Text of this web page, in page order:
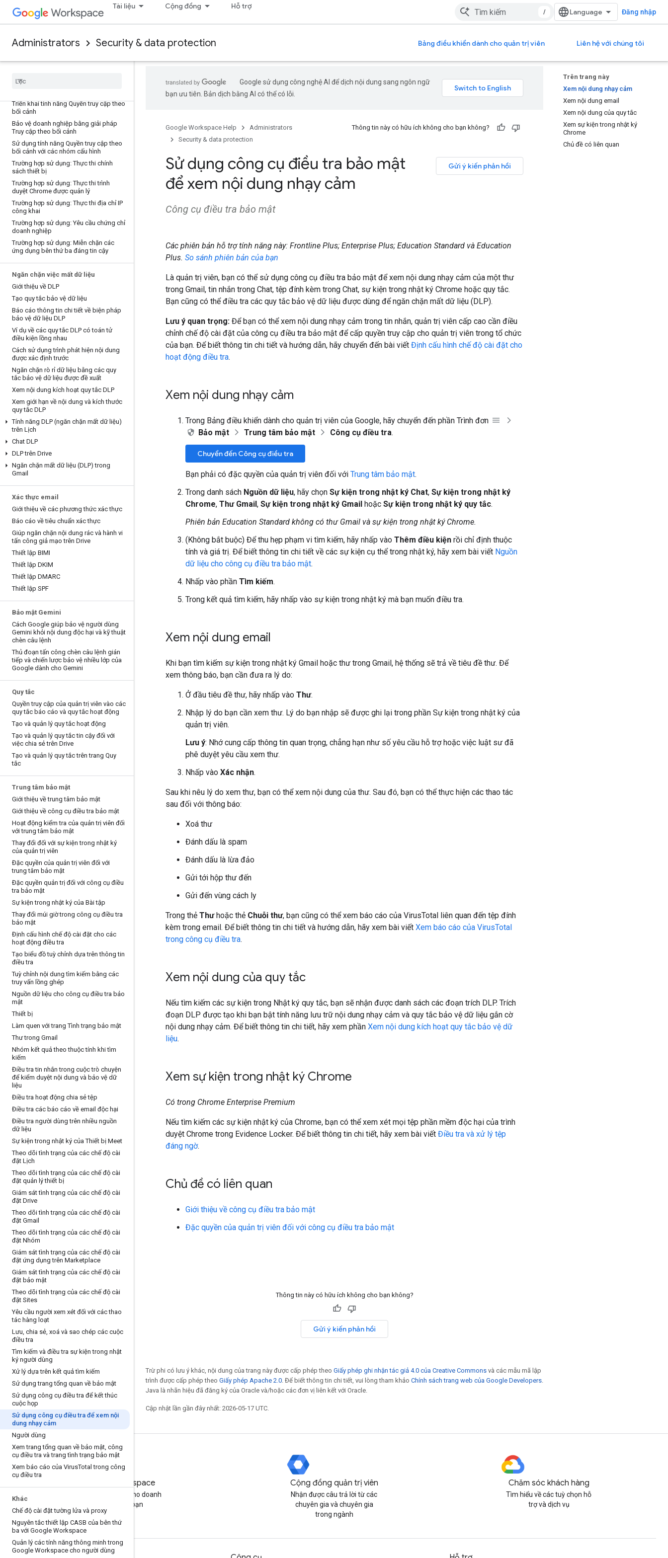
Tài liệu Cộng đồng Hỗ trợ
/ Đăng nhập
Administrators Security & data protection Bảng điều khiển dành cho quản trị viên Liên hệ với chúng tôi
Ví dụ về Quyền truy cập theo bối cảnh
cho chế độ Cơ bản
theo bối cảnh
tác trong ứng dụng
Xoá cấp truy cập (là một tài nguyên
Triển khai tính năng Quyền truy cập theo
bối cảnh
Bảo vệ doanh nghiệp bằng giải pháp
Truy cập theo bối cảnh
Sử dụng tính năng Quyền truy cập theo
bối cảnh với các nhóm cấu hình
Trường hợp sử dụng: Thực thi chính
sách thiết bị
Trường hợp sử dụng: Thực thi trình
duyệt Chrome được quản lý
Trường hợp sử dụng: Thực thi địa chỉ IP
công khai
Trường hợp sử dụng: Yêu cầu chứng chỉ
doanh nghiệp
Trường hợp sử dụng: Miễn chặn các
ứng dụng bên thứ ba đáng tin cậy
Ngăn chặn việc mất dữ liệu
Giới thiệu về DLP
Tạo quy tắc bảo vệ dữ liệu
Báo cáo thông tin chi tiết về biện pháp
bảo vệ dữ liệu DLP
Ví dụ về các quy tắc DLP có toán tử
điều kiện lồng nhau
Cách sử dụng trình phát hiện nội dung
được xác định trước
Ngăn chặn rò rỉ dữ liệu bằng các quy
tắc bảo vệ dữ liệu được đề xuất
Xem nội dung kích hoạt quy tắc DLP
Xem giới hạn về nội dung và kích thước
quy tắc DLP
Tính năng DLP (ngăn chặn mất dữ liệu)
trên Lịch
Chat DLP
DLP trên Drive
Ngăn chặn mất dữ liệu (DLP) trong
Gmail
Xác thực email
Giới thiệu về các phương thức xác thực
Báo cáo về tiêu chuẩn xác thực
Giúp ngăn chặn nội dung rác và hành vi
tấn công giả mạo trên Drive
Thiết lập BIMI
Thiết lập DKIM
Thiết lập DMARC
Thiết lập SPF
Bảo mật Gemini
Cách Google giúp bảo vệ người dùng
Gemini khỏi nội dung độc hại và kỹ thuật
chèn câu lệnh
Thủ đoạn tấn công chèn câu lệnh gián
tiếp và chiến lược bảo vệ nhiều lớp của
Google dành cho Gemini
Quy tắc
Quyền truy cập của quản trị viên vào các
quy tắc báo cáo và quy tắc hoạt động
Tạo và quản lý quy tắc hoạt động
Tạo và quản lý quy tắc tin cậy đối với
việc chia sẻ trên Drive
Tạo và quản lý quy tắc trên trang Quy
tắc
Trung tâm bảo mật
Giới thiệu về trung tâm bảo mật
Giới thiệu về công cụ điều tra bảo mật
Hoạt động kiểm tra của quản trị viên đối
với trung tâm bảo mật
Thay đổi đối với sự kiện trong nhật ký
của quản trị viên
Đặc quyền của quản trị viên đối với
trung tâm bảo mật
Đặc quyền quản trị đối với công cụ điều
tra bảo mật
Sự kiện trong nhật ký của Bài tập
Thay đổi múi giờ trong công cụ điều tra
bảo mật
Định cấu hình chế độ cài đặt cho các
hoạt động điều tra
Tạo biểu đồ tuỳ chỉnh dựa trên thông tin
điều tra
Tuỳ chỉnh nội dung tìm kiếm bằng các
truy vấn lồng ghép
Nguồn dữ liệu cho công cụ điều tra bảo
mật
Thiết bị
Làm quen với trang Tình trạng bảo mật
Thư trong Gmail
Nhóm kết quả theo thuộc tính khi tìm
kiếm
Điều tra tin nhắn trong cuộc trò chuyện
để kiểm duyệt nội dung và bảo vệ dữ
liệu
Điều tra hoạt động chia sẻ tệp
Điều tra các báo cáo về email độc hại
Điều tra người dùng trên nhiều nguồn
dữ liệu
Sự kiện trong nhật ký của Thiết bị Meet
Theo dõi tình trạng của các chế độ cài
đặt Lịch
Theo dõi tình trạng của các chế độ cài
đặt quản lý thiết bị
Giám sát tình trạng của các chế độ cài
đặt Drive
Theo dõi tình trạng của các chế độ cài
đặt Gmail
Theo dõi tình trạng của các chế độ cài
đặt Nhóm
Giám sát tình trạng của các chế độ cài
đặt ứng dụng trên Marketplace
Giám sát tình trạng của các chế độ cài
đặt bảo mật
Theo dõi tình trạng của các chế độ cài
đặt Sites
Yêu cầu người xem xét đối với các thao
tác hàng loạt
Lưu, chia sẻ, xoá và sao chép các cuộc
điều tra
Tìm kiếm và điều tra sự kiện trong nhật
ký người dùng
Xử lý dựa trên kết quả tìm kiếm
Sử dụng trang tổng quan về bảo mật
Sử dụng công cụ điều tra để kết thúc
cuộc họp
Sử dụng công cụ điều tra để xem nội
dung nhạy cảm
Người dùng
Xem trang tổng quan về bảo mật, công
cụ điều tra và trang tình trạng bảo mật
Xem báo cáo của VirusTotal trong công
cụ điều tra
Khác
Chế độ cài đặt tường lửa và proxy
Nguyên tắc thiết lập CASB của bên thứ
ba với Google Workspace
Quản lý các tính năng thông minh trong
Google Workspace cho người dùng
Trên trang này
Xem nội dung nhạy cảm
Xem nội dung email
Xem nội dung của quy tắc
Xem sự kiện trong nhật ký
Chrome
Chủ đề có liên quan
Google sử dụng công nghệ AI để dịch nội dung sang ngôn ngữ
bạn ưu tiên. Bản dịch bằng AI có thể có lỗi.
Google Workspace Help
Administrators
Security & data protection
Thông tin này có hữu ích không cho bạn không?
Gửi ý kiến phản hồi
Sử dụng công cụ điều tra bảo mật
để xem nội dung nhạy cảm
Công cụ điều tra bảo mật
Các phiên bản hỗ trợ tính năng này: Frontline Plus; Enterprise Plus; Education Standard và Education
Plus. So sánh phiên bản của bạn
Là quản trị viên, bạn có thể sử dụng công cụ điều tra bảo mật để xem nội dung nhạy cảm của một thư
trong Gmail, tin nhắn trong Chat, tệp đính kèm trong Chat, sự kiện trong nhật ký Chrome hoặc quy tắc.
Bạn cũng có thể điều tra các quy tắc bảo vệ dữ liệu được dùng để ngăn chặn mất dữ liệu (DLP).
Lưu ý quan trọng: Để bạn có thể xem nội dung nhạy cảm trong tin nhắn, quản trị viên cấp cao cần điều
chỉnh chế độ cài đặt của công cụ điều tra bảo mật để cấp quyền truy cập cho quản trị viên trong tổ chức
của bạn. Để biết thông tin chi tiết và hướng dẫn, hãy chuyển đến bài viết Định cấu hình chế độ cài đặt cho
hoạt động điều tra.
Xem nội dung nhạy cảm
Trong Bảng điều khiển dành cho quản trị viên của Google, hãy chuyển đến phần Trình đơn
Bảo mật
Trung tâm bảo mật Công cụ điều tra.
Chuyển đến Công cụ điều tra
Bạn phải có đặc quyền của quản trị viên đối với Trung tâm bảo mật.
Trong danh sách Nguồn dữ liệu, hãy chọn Sự kiện trong nhật ký Chat, Sự kiện trong nhật ký
Chrome, Thư Gmail, Sự kiện trong nhật ký Gmail hoặc Sự kiện trong nhật ký quy tắc.
Phiên bản Education Standard không có thư Gmail và sự kiện trong nhật ký Chrome.
(Không bắt buộc) Để thu hẹp phạm vi tìm kiếm, hãy nhấp vào Thêm điều kiện rồi chỉ định thuộc
tính và giá trị. Để biết thông tin chi tiết về các sự kiện cụ thể trong nhật ký, hãy xem bài viết Nguồn
dữ liệu cho công cụ điều tra bảo mật.
Nhấp vào phần Tìm kiếm.
Trong kết quả tìm kiếm, hãy nhấp vào sự kiện trong nhật ký mà bạn muốn điều tra.
Xem nội dung email
Khi bạn tìm kiếm sự kiện trong nhật ký Gmail hoặc thư trong Gmail, hệ thống sẽ trả về tiêu đề thư. Để
xem thông báo, bạn cần đưa ra lý do:
Ở đầu tiêu đề thư, hãy nhấp vào Thư.
Nhập lý do bạn cần xem thư. Lý do bạn nhập sẽ được ghi lại trong phần Sự kiện trong nhật ký của
quản trị viên.
Lưu ý: Nhớ cung cấp thông tin quan trọng, chẳng hạn như số yêu cầu hỗ trợ hoặc việc luật sư đã
phê duyệt yêu cầu xem thư.
Nhấp vào Xác nhận.
Sau khi nêu lý do xem thư, bạn có thể xem nội dung của thư. Sau đó, bạn có thể thực hiện các thao tác
sau đối với thông báo:
Xoá thư
Đánh dấu là spam
Đánh dấu là lừa đảo
Gửi tới hộp thư đến
Gửi đến vùng cách ly
Trong thẻ Thưhoặc thẻ Chuỗi thư, bạn cũng có thể xem báo cáo của VirusTotal liên quan đến tệp đính
kèm trong email. Để biết thông tin chi tiết và hướng dẫn, hãy xem bài viết Xem báo cáo của VirusTotal
trong công cụ điều tra.
Xem nội dung của quy tắc
Nếu tìm kiếm các sự kiện trong Nhật ký quy tắc, bạn sẽ nhận được danh sách các đoạn trích DLP. Trích
đoạn DLP được tạo khi bạn bật tính năng lưu trữ nội dung nhạy cảm và quy tắc bảo vệ dữ liệu gắn cờ
nội dung nhạy cảm. Để biết thông tin chi tiết, hãy xem phần Xem nội dung kích hoạt quy tắc bảo vệ dữ
liệu.
Xem sự kiện trong nhật ký Chrome
Có trong Chrome Enterprise Premium
Nếu tìm kiếm các sự kiện nhật ký của Chrome, bạn có thể xem xét mọi tệp phần mềm độc hại của trình
duyệt Chrome trong Evidence Locker. Để biết thông tin chi tiết, hãy xem bài viết Điều tra và xử lý tệp
đáng ngờ.
Chủ đề có liên quan
Giới thiệu về công cụ điều tra bảo mật
Đặc quyền của quản trị viên đối với công cụ điều tra bảo mật
Thông tin này có hữu ích không cho bạn không?
Gửi ý kiến phản hồi
Trừ phi có lưu ý khác, nội dung của trang này được cấp phép theo Giấy phép ghi nhận tác giả 4.0 của Creative Commons và các mẫu mã lập
trình được cấp phép theo Giấy phép Apache 2.0. Để biết thông tin chi tiết, vui lòng tham khảo Chính sách trang web của Google Developers.
Java là nhãn hiệu đã đăng ký của Oracle và/hoặc các đơn vị liên kết với Oracle.
Cập nhật lần gần đây nhất: 2026-05-17 UTC.
Google Workspace
Tìm gói phù hợp cho doanh
nghiệp của bạn
Cộng đồng quản trị viên
Nhận được câu trả lời từ các
chuyên gia và chuyên gia
trong ngành
Chăm sóc khách hàng
Tìm hiểu về các tuỳ chọn hỗ
trợ và dịch vụ